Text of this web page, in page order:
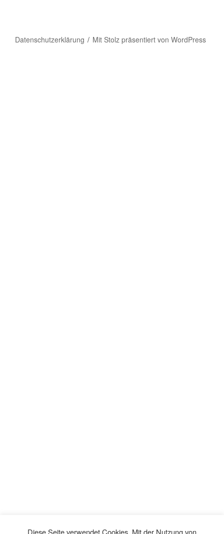
Datenschutzerklärung Mit Stolz präsentiert von WordPress
Diese Seite verwendet Cookies. Mit der Nutzung von